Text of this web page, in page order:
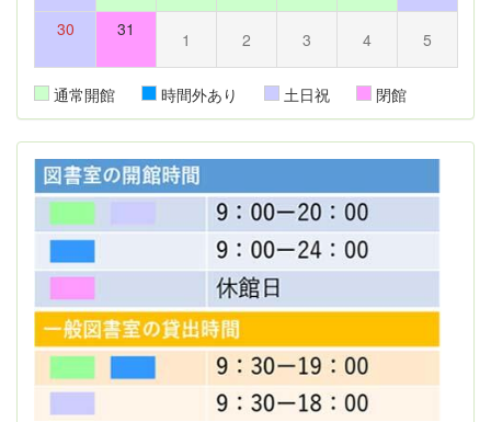
30 31 1 2 3 4 5
通常開館 時間外あり 土日祝 閉館